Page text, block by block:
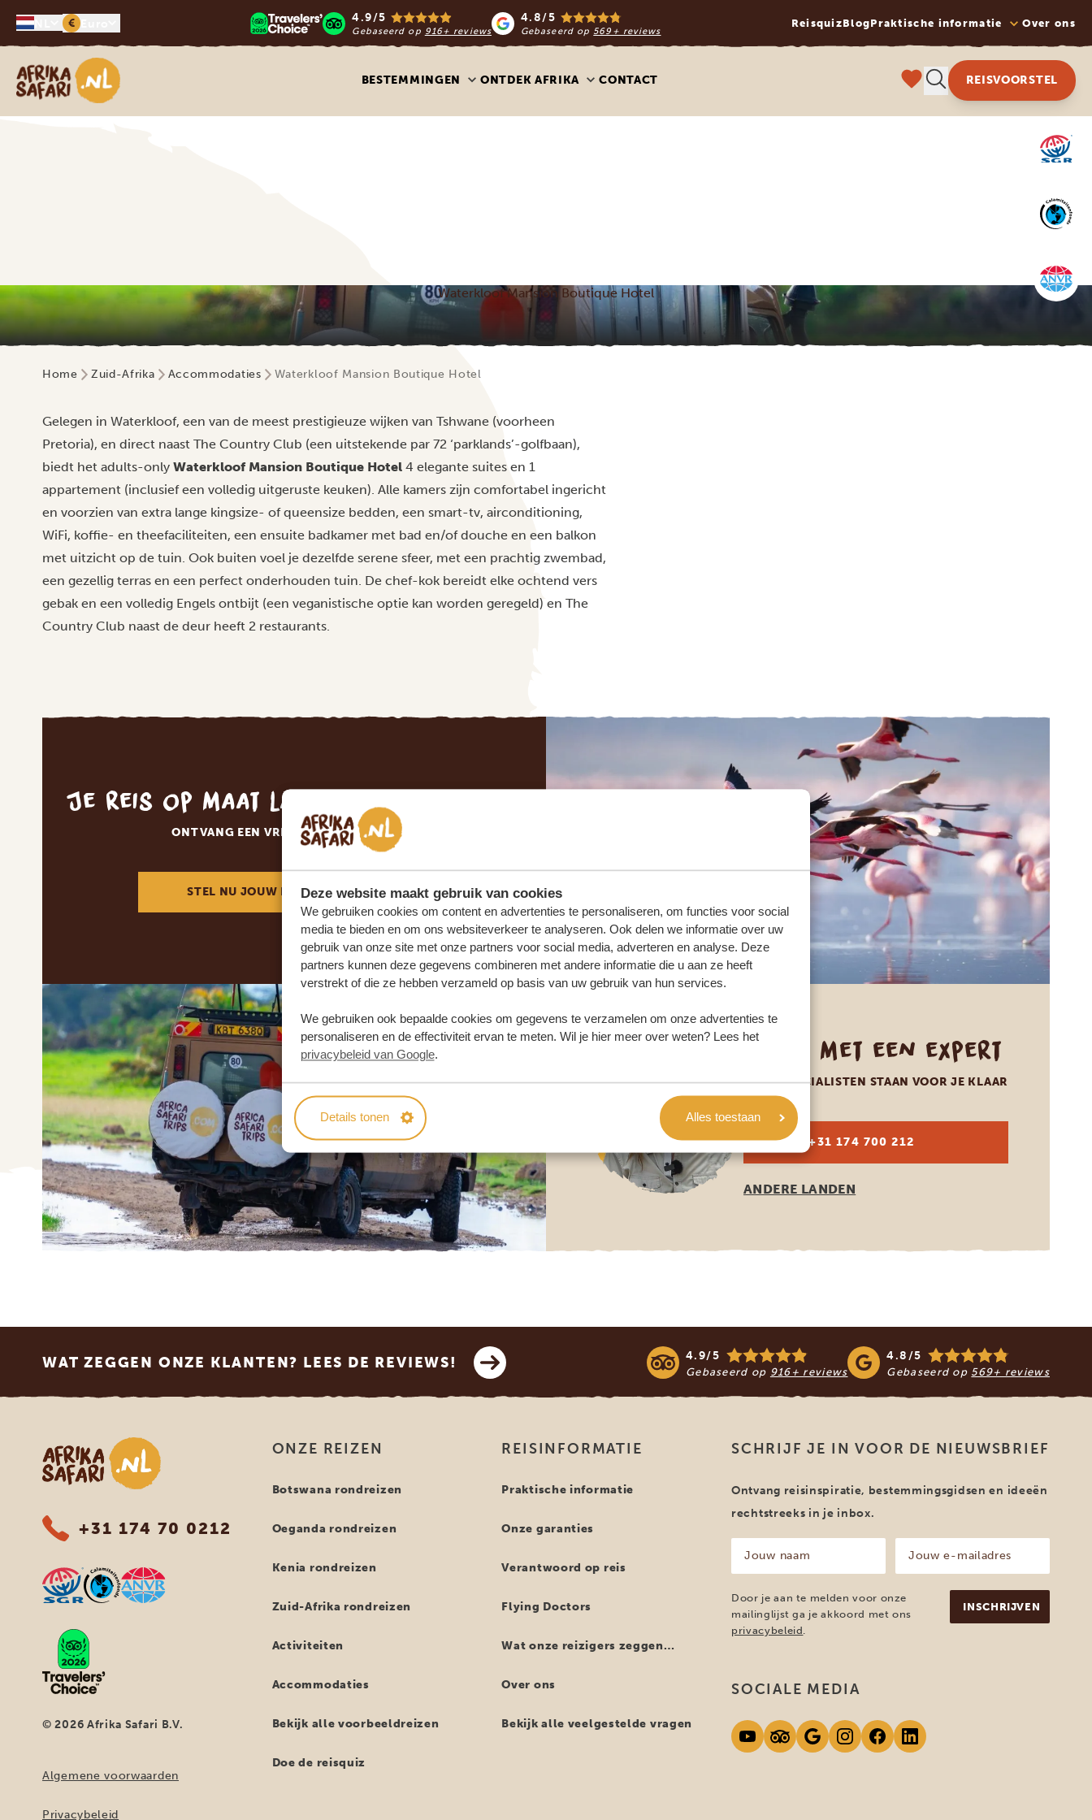
Deze website maakt gebruik van cookies
We gebruiken cookies om content en advertenties te personaliseren, om functies voor social
media te bieden en om ons websiteverkeer te analyseren. Ook delen we informatie over uw
gebruik van onze site met onze partners voor social media, adverteren en analyse. Deze
partners kunnen deze gegevens combineren met andere informatie die u aan ze heeft
verstrekt of die ze hebben verzameld op basis van uw gebruik van hun services.
We gebruiken ook bepaalde cookies om gegevens te verzamelen om onze advertenties te
personaliseren en de effectiviteit ervan te meten. Wil je hier meer over weten? Lees het
privacybeleid van Google.
Details tonen Alles toestaan
€ 4.9/5
Gebaseerd op 916+ reviews
4.8/5
Gebaseerd op 569+ reviews
ReisquizBlogPraktische informatie Over ons
Afrika safari
BESTEMMINGEN ONTDEK AFRIKA CONTACT REISVOORSTEL
Waterkloof Mansion Boutique Hotel
Home Zuid-Afrika Accommodaties Waterkloof Mansion Boutique Hotel
Gelegen in Waterkloof, een van de meest prestigieuze wijken van Tshwane (voorheen
Pretoria), en direct naast The Country Club (een uitstekende par 72 ‘parklands’-golfbaan),
biedt het adults-only Waterkloof Mansion Boutique Hotel 4 elegante suites en 1
appartement (inclusief een volledig uitgeruste keuken). Alle kamers zijn comfortabel ingericht
en voorzien van extra lange kingsize- of queensize bedden, een smart-tv, airconditioning,
WiFi, koffie- en theefaciliteiten, een ensuite badkamer met bad en/of douche en een balkon
met uitzicht op de tuin. Ook buiten voel je dezelfde serene sfeer, met een prachtig zwembad,
een gezellig terras en een perfect onderhouden tuin. De chef-kok bereidt elke ochtend vers
gebak en een volledig Engels ontbijt (een veganistische optie kan worden geregeld) en The
Country Club naast de deur heeft 2 restaurants.
Je reis op maat laten samenstellen?
ONTVANG EEN VRIJBLIJVENDE OFFERTE
STEL NU JOUW DROOMREIS SAMEN
Praat met een expert
ONZE SPECIALISTEN STAAN VOOR JE KLAAR
NL: +31 174 700 212
ANDERE LANDEN
WAT ZEGGEN ONZE KLANTEN? LEES DE REVIEWS! 4.9/5
Gebaseerd op 916+ reviews
4.8/5
Gebaseerd op 569+ reviews
Afrika safari
+31 174 70 0212
© 2026 Afrika Safari B.V.
Algemene voorwaarden
Privacybeleid
ONZE REIZEN
Botswana rondreizen
Oeganda rondreizen
Kenia rondreizen
Zuid-Afrika rondreizen
Activiteiten
Accommodaties
Bekijk alle voorbeeldreizen
Doe de reisquiz
REISINFORMATIE
Praktische informatie
Onze garanties
Verantwoord op reis
Flying Doctors
Wat onze reizigers zeggen…
Over ons
Bekijk alle veelgestelde vragen
SCHRIJF JE IN VOOR DE NIEUWSBRIEF
Ontvang reisinspiratie, bestemmingsgidsen en ideeën
rechtstreeks in je inbox.
naam
(Vereist)
mailadres
(Vereist)
Door je aan te melden voor onze
mailinglijst ga je akkoord met ons
privacybeleid.
SOCIALE MEDIA